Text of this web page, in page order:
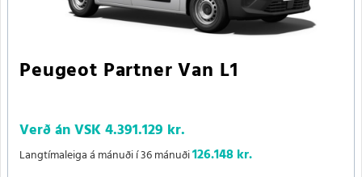
Peugeot Partner Van L1
Verð án VSK4.391.129 kr.
Langtímaleiga á mánuði í 36 mánuði126.148 kr.